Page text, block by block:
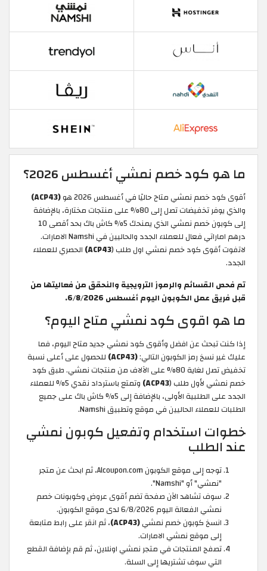
ما هو كود خصم نمشي أغسطس 2026؟
أقوى كود خصم نمشي متاح حاليًا في أغسطس 2026 هو
(ACP43)
والذي يوفر تخفيضات تصل إلى 80% على منتجات مختارة، بالإضافة
إلى كوبون خصم نمشي الذي يمنحك 5% كاش باك بحد أقصى 10
درهم اماراتي فعال للعملاء الجدد والحاليين في Namshi الامارات.
لاتفوت أقوى كود خصم نمشي اول طلب (ACP43) الحصري للعملاء
الجدد.
تم فحص القسائم والرموز الترويجية والنحقق من فعاليتها من
قبل فريق عمل الكوبون اليوم أغسطس 6/8/2026.
ما هو اقوى كود نمشي متاح اليوم؟
إذا كنت تبحث عن افضل وأقوى كود نمشي جديد متاح اليوم، فما
عليك غير نسخ رمز الكوبون التالي:(ACP43)
للحصول على أعلى نسبة
تخفيض تصل لغاية 80% على الآلاف من منتجات نمشي. طبق كود
خصم نمشي لأول طلب (ACP43)
وتمتع باسترداد نقدي 5% للعملاء
الجدد على الطلبية الأولى، بالإضافة إلى 5% كاش باك على جميع
الطلبات للعملاء الحاليين في موقع وتطبيق Namshi.
خطوات استخدام وتفعيل كوبون نمشي
عند الطلب
توجه إلى موقع الكوبون Alcoupon.com، ثم ابحث عن متجر
"نمشي" أو "Namshi".
سوف تشاهد الآن صفحة تضم أقوى عروض وكوبونات خصم
نمشي الفعالة اليوم 6/8/2026 لدى موقع الكوبون.
انسخ كوبون خصم نمشي(ACP43)
، ثم انقر على رابط متابعة
إلى موقع نمشي الامارات.
تصفح المنتجات في متجر نمشي اونلاين، ثم قم بإضافة القطع
التي سوف تشتريها إلى السلة.